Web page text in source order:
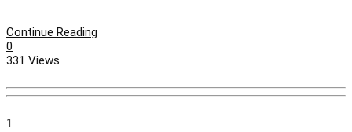
Continue Reading
0
331 Views
1